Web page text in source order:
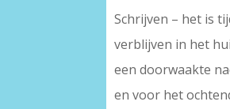
Schrijven – het is
verblijven in het
een doorwaakte
en voor het